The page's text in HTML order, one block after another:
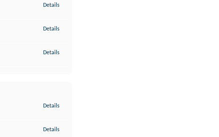
Details
Details
Details
Details
Details